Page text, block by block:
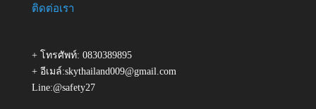
ติดต่อเรา
+ โทรศัพท์: 0830389895
+ อีเมล์:skythailand009@gmail.com
Line:@safety27